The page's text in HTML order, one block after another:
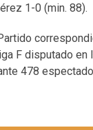
1-0 (min. 88).
F disputado en
478